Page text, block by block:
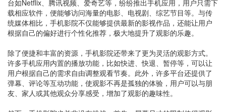
台如Netflix、腾讯视频、爱奇艺等，纷纷推出手机应用，用户只需下
载相应软件，便能够访问海量的电影、电视剧、综艺节目等。与传
统媒体相比，手机影院不仅能够提供最新的影视作品，还能让用户
根据自己的偏好进行个性化推荐，极大地提升了观影的乐趣。
除了便捷和丰富的资源，手机影院还带来了更为灵活的观影方式。
许多手机应用内置的播放功能，比如快进、快退、暂停等，可以让
用户根据自己的需求自由调整观看节奏。此外，许多平台还提供了
弹幕、评论等互动功能，使观影不再是孤独的体验，用户可以与朋
友、家人或其他观众分享感受，增加了观影的趣味性。